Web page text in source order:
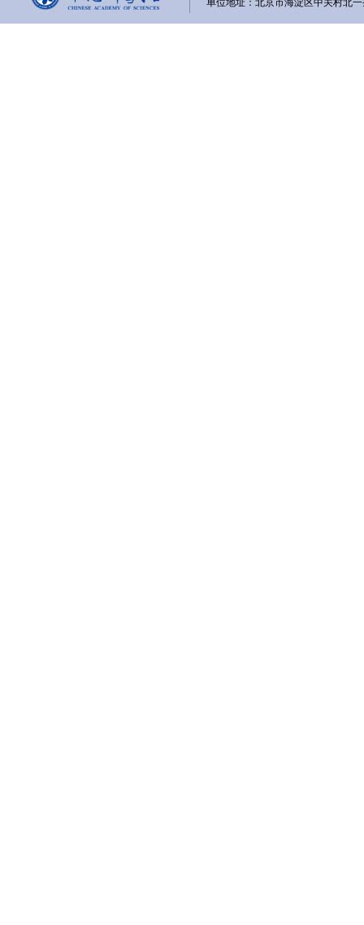
单位地址：北京市海淀区中关村北